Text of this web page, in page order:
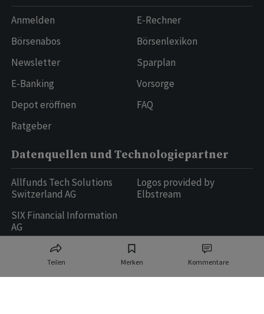
Teilen Merken Kommentare
Anmelden
Börsenabos
Newsletter
E-Banking
Depot eröffnen
Ratgeber
E-Rechner
Börsenlexikon
Sparplan
Vorsorge
FAQ
Datenquellen und Technologiepartner
Allfunds Tech Solutions
Switzerland AG
SIX Financial Information
AG
Logos provided by
Elbstream